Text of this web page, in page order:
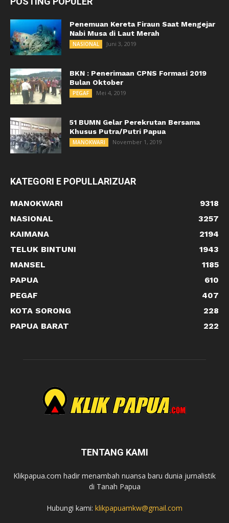
Penemuan Kereta Firaun Saat Mengejar
Nabi Musa di Laut Merah
NASIONAL Juni 3, 2019
BKN : Penerimaan CPNS Formasi 2019
Bulan Oktober
PEGAF Mei 4, 2019
51 BUMN Gelar Perekrutan Bersama
Khusus Putra/Putri Papua
MANOKWARI November 1, 2019
KATEGORI E POPULLARIZUAR
MANOKWARI
9318
NASIONAL
3257
KAIMANA
2194
TELUK BINTUNI
1943
MANSEL
1185
PAPUA
610
PEGAF
407
KOTA SORONG
228
PAPUA BARAT
222
TENTANG KAMI
Klikpapua.com hadir menambah nuansa baru dunia jurnalistik
di Tanah Papua
Hubungi kami: klikpapuamkw@gmail.com